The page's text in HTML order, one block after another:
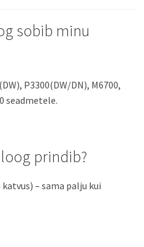
sobib minu
P3300(DW/DN), M6700,
seadmetele.
prindib?
– sama palju kui